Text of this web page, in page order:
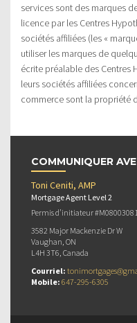
services sont des marques
licence par les Centres
sociétés affiliées (les «
utiliser les marques de
écrite préalable des Centres
leurs sociétés affiliées
commerce sont la propriété
COMMUNIQUER
Toni Ceniti, AMP
Mortgage Agent Level 2
Permis d’initiateur #M08003081
3582 Major Mackenzie Dr W
Vaughan, ON
L4H 3T6, Canada
Courriel:
Mobile: 647-295-6305